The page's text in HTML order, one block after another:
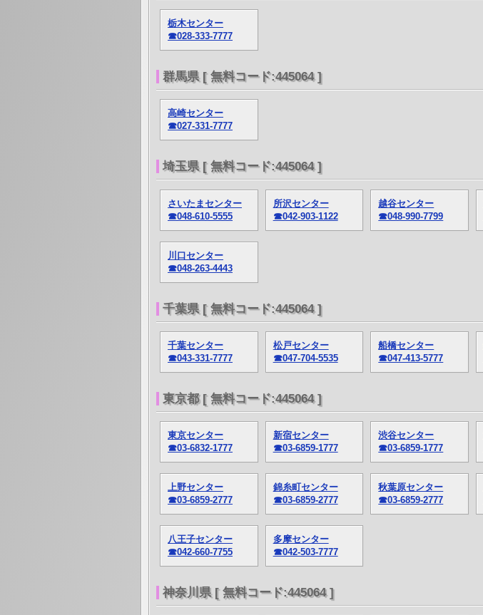
栃木センター
☎028-333-7777
群馬県 [ 無料コード:445064 ]
高崎センター
☎027-331-7777
埼玉県 [ 無料コード:445064 ]
さいたまセンター
☎048-610-5555
所沢センター
☎042-903-1122
越谷センター
☎048-990-7799
川口センター
☎048-263-4443
千葉県 [ 無料コード:445064 ]
千葉センター
☎043-331-7777
松戸センター
☎047-704-5535
船橋センター
☎047-413-5777
東京都 [ 無料コード:445064 ]
東京センター
☎03-6832-1777
新宿センター
☎03-6859-1777
渋谷センター
☎03-6859-1777
上野センター
☎03-6859-2777
錦糸町センター
☎03-6859-2777
秋葉原センター
☎03-6859-2777
八王子センター
☎042-660-7755
多摩センター
☎042-503-7777
神奈川県 [ 無料コード:445064 ]